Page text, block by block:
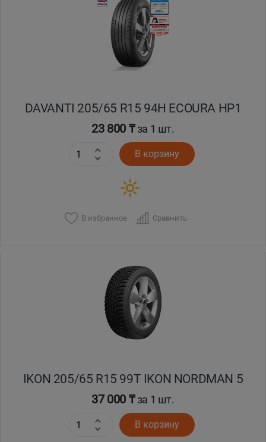
DAVANTI 205/65 R15 94H ECOURA HP1
23 800 ₸за 1 шт.
В корзину
В избранное Сравнить
IKON 205/65 R15 99T IKON NORDMAN 5
37 000 ₸за 1 шт.
В корзину
Павлодар
Экибастуз